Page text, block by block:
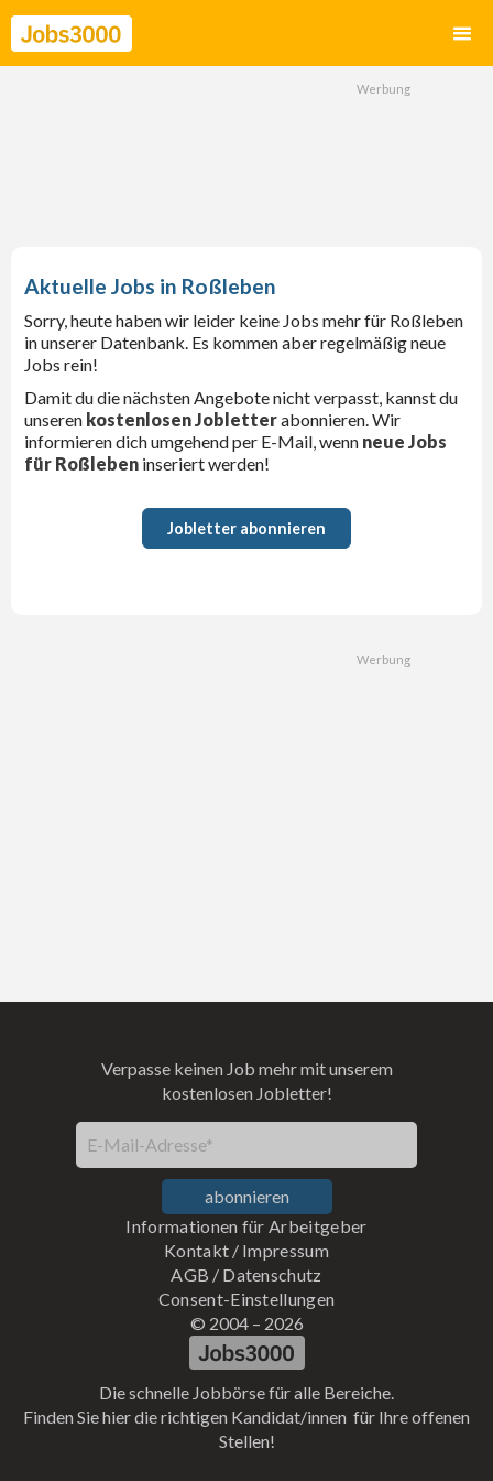
Roßleben
Sorry, heute haben wir leider keine Jobs mehr für Roßleben
in unserer Datenbank. Es kommen aber regelmäßig neue
Jobs rein!
Damit du die nächsten Angebote nicht verpasst, kannst du
unseren kostenlosen Jobletterabonnieren. Wir
informieren dich umgehend per E-Mail, wenn neue Jobs
für Roßleben inseriert werden!
Jobletter abonnieren
Die schnelle Jobbörse für alle Bereiche.
Finden Sie hier die richtigen Kandidat/innen für Ihre offenen
Stellen!
Informationen für Arbeitgeber
Kontakt / Impressum
AGB / Datenschutz
Consent-Einstellungen
© 2004 – 2026
Verpasse keinen Job mehr mit unserem
kostenlosen Jobletter!
E-Mail-Adresse*
abonnieren